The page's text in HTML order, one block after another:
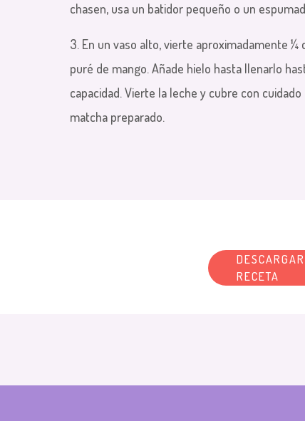
chasen, usa un batidor pequeño o un
3. En un vaso alto, vierte aproximadamente ¼
puré de mango. Añade hielo hasta llenarlo
capacidad. Vierte la leche y cubre con cuidado
matcha preparado.
DESCARGAR
RECETA